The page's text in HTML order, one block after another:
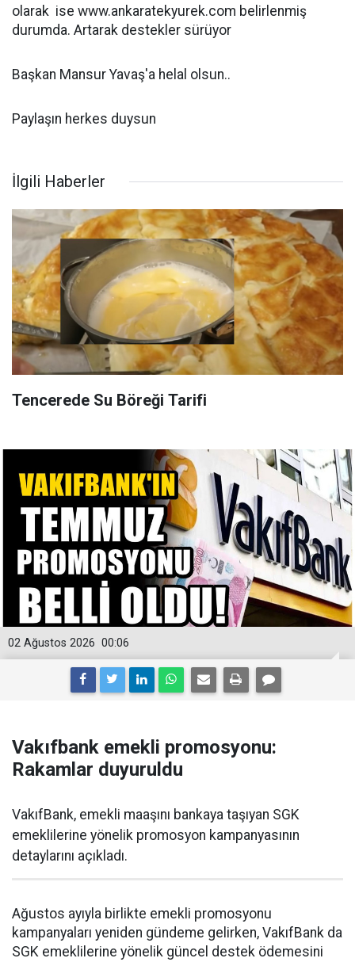
olarak ise www.ankaratekyurek.com belirlenmiş
durumda. Artarak destekler sürüyor
Başkan Mansur Yavaş'a helal olsun..
Paylaşın herkes duysun
İlgili Haberler
Tencerede Su Böreği Tarifi
00:06
02 Ağustos 2026
Vakıfbank emekli promosyonu:
Rakamlar duyuruldu
VakıfBank, emekli maaşını bankaya taşıyan SGK
emeklilerine yönelik promosyon kampanyasının
detaylarını açıkladı.
Ağustos ayıyla birlikte emekli promosyonu
kampanyaları yeniden gündeme gelirken, VakıfBank da
SGK emeklilerine yönelik güncel destek ödemesini